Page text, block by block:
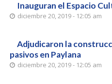
Inauguran el Espacio
diciembre 20, 2019 - 12:05 am
Adjudicaron la
pasivos en Paylana
diciembre 20, 2019 - 12:05 am